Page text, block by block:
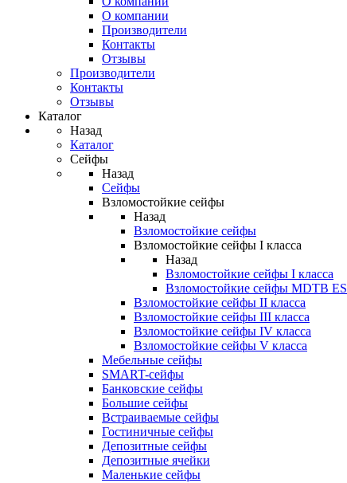
О компании
Производители
Контакты
Отзывы
Производители
Контакты
Отзывы
Каталог
Назад
Каталог
Сейфы
Назад
Сейфы
Взломостойкие сейфы
Назад
Взломостойкие сейфы
Взломостойкие сейфы I класса
Назад
Взломостойкие сейфы I класса
Взломостойкие сейфы MDTB ES
Взломостойкие сейфы II класса
Взломостойкие сейфы III класса
Взломостойкие сейфы IV класса
Взломостойкие сейфы V класса
Мебельные сейфы
SMART-сейфы
Банковские сейфы
Большие сейфы
Встраиваемые сейфы
Гостиничные сейфы
Депозитные сейфы
Депозитные ячейки
Маленькие сейфы